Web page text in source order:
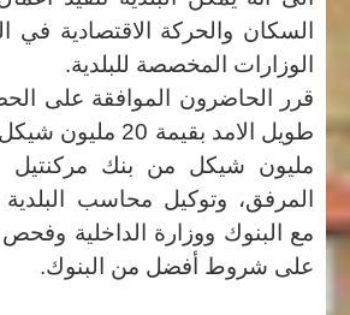
السكان والحركة الاقتصادية في
الوزارات المخصصة للبلدية.
قرر الحاضرون الموافقة على
مليون شيكل من بنك
المرفق، وتوكيل محاسب
مع البنوك ووزارة الداخلية
على شروط أفضل من البنوك.